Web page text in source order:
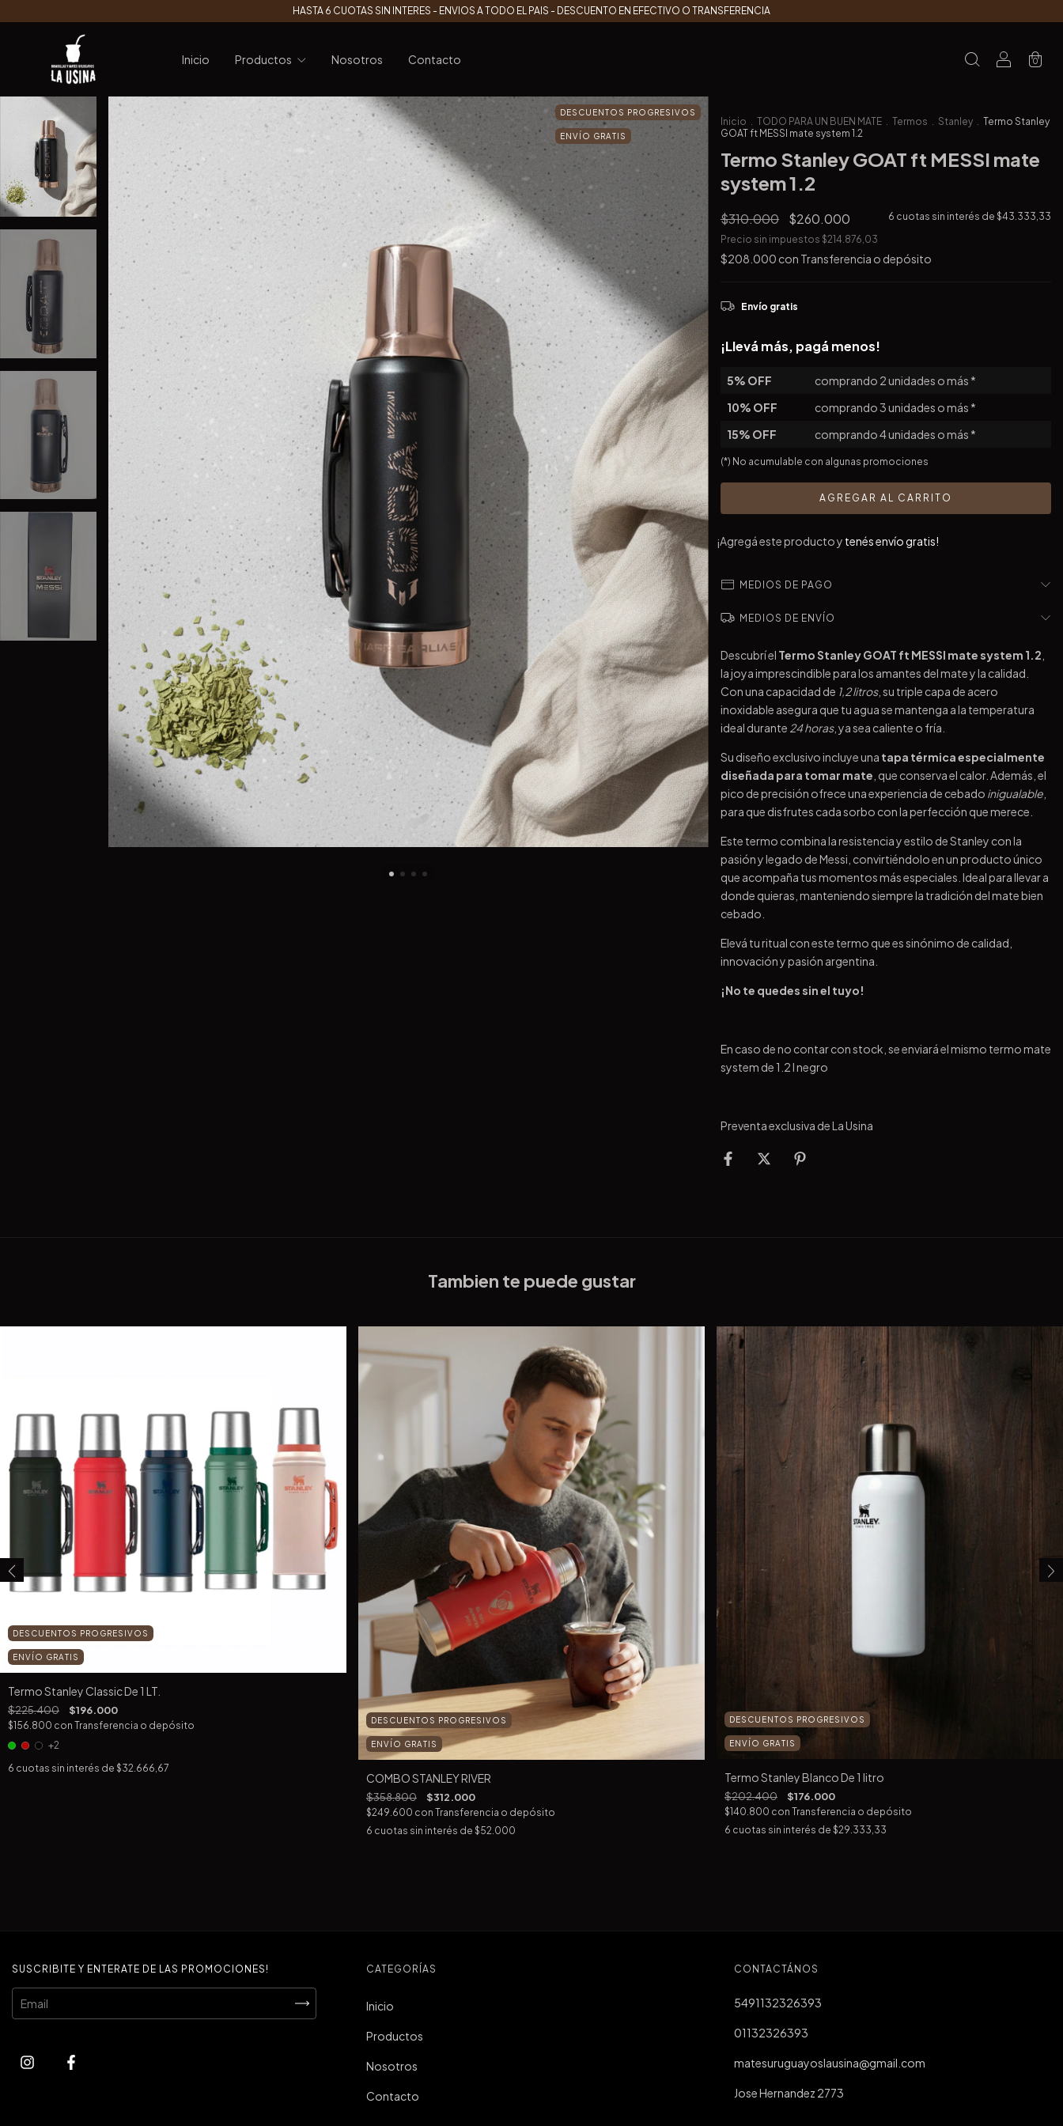
HASTA 6 CUOTAS SIN INTERES - ENVIOS A TODO EL PAIS - DESCUENTO EN EFECTIVO O TRANSFERENCIA
Inicio Productos Nosotros Contacto 0
DESCUENTOS PROGRESIVOS
ENVÍO GRATIS
Inicio . TODO PARA UN BUEN MATE . Termos . Stanley . Termo Stanley
GOAT ft MESSI mate system 1.2
Termo Stanley GOAT ft MESSI mate
system 1.2
$310.000 $260.000 6 cuotas sin interés de $43.333,33
Precio sin impuestos $214.876,03
$208.000 con Transferencia o depósito
Envío gratis
¡Llevá más, pagá menos!
5% OFF
comprando 2 unidades o más *
10% OFF
comprando 3 unidades o más *
15% OFF
comprando 4 unidades o más *
(*) No acumulable con algunas promociones
¡Agregá este producto y tenés envío gratis!
MEDIOS DE PAGO
MEDIOS DE ENVÍO
Descubrí el Termo Stanley GOAT ft MESSI mate system 1.2
la joya imprescindible para los amantes del mate y la calidad.
Con una capacidad de 1,2 litros, su triple capa de acero
inoxidable asegura que tu agua se mantenga a la temperatura
ideal durante 24 horas, ya sea caliente o fría.
Su diseño exclusivo incluye una tapa térmica especialmente
diseñada para tomar mate , que conserva el calor. Además, el
pico de precisión ofrece una experiencia de cebado inigualable
para que disfrutes cada sorbo con la perfección que merece.
Este termo combina la resistencia y estilo de Stanley con la
pasión y legado de Messi, convirtiéndolo en un producto único
que acompaña tus momentos más especiales. Ideal para llevar a
donde quieras, manteniendo siempre la tradición del mate bien
cebado.
Elevá tu ritual con este termo que es sinónimo de calidad,
innovación y pasión argentina.
¡No te quedes sin el tuyo!
En caso de no contar con stock, se enviará el mismo termo mate
system de 1.2 l negro
Preventa exclusiva de La Usina
Tambien te puede gustar
DESCUENTOS PROGRESIVOS
ENVÍO GRATIS
Termo Stanley Classic De 1 LT.
$225.400 $196.000
$156.800 con Transferencia o depósito
+2
6 cuotas sin interés de $32.666,67
DESCUENTOS PROGRESIVOS
ENVÍO GRATIS
COMBO STANLEY RIVER
$358.800 $312.000
$249.600 con Transferencia o depósito
6 cuotas sin interés de $52.000
DESCUENTOS PROGRESIVOS
ENVÍO GRATIS
Termo Stanley Blanco De 1 litro
$202.400 $176.000
$140.800 con Transferencia o depósito
6 cuotas sin interés de $29.333,33
SUSCRIBITE Y ENTERATE DE LAS PROMOCIONES! CATEGORÍAS
Inicio
Productos
Nosotros
Contacto
CONTACTÁNOS
5491132326393
01132326393
matesuruguayoslausina@gmail.com
Jose Hernandez 2773